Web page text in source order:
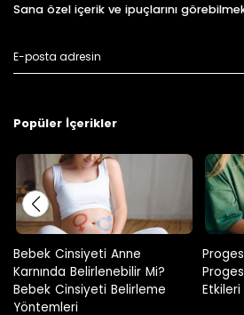
Sana özel içerik ve ipuçlarını
Popüler İçerikler
Progestan Nedir?
Progesteron Hormonunun Yan
Etkileri Nelerdir?